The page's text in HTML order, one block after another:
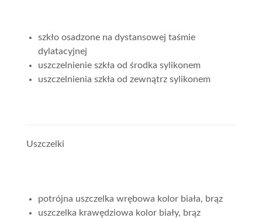
szkło osadzone na dystansowej taśmie
dylatacyjnej
uszczelnienie szkła od środka sylikonem
uszczelnienia szkła od zewnątrz sylikonem
Uszczelki
potrójna uszczelka wrębowa kolor biała, brąz
uszczelka krawędziowa kolor biały, brąz